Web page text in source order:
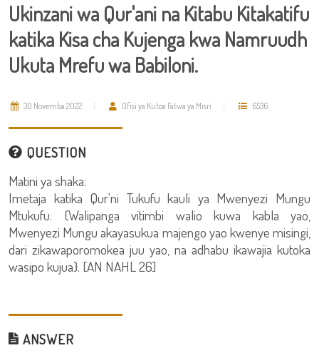
Ukinzani wa Qur'ani na Kitabu Kitakatifu
katika Kisa cha Kujenga kwa Namruudh
Ukuta Mrefu wa Babiloni.
30 Novemba 2022 Ofisi ya Kutoa Fatwa ya Misri 6536
QUESTION
Matini ya shaka:
Imetaja katika Qur'ni Tukufu kauli ya Mwenyezi Mungu
Mtukufu: {Walipanga vitimbi walio kuwa kabla yao,
Mwenyezi Mungu akayasukua majengo yao kwenye misingi,
dari zikawaporomokea juu yao, na adhabu ikawajia kutoka
wasipo kujua}. [AN NAHL 26]
ANSWER